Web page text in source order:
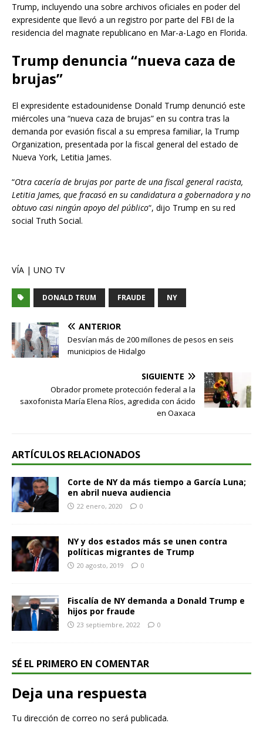
Trump, incluyendo una sobre archivos oficiales en poder del
expresidente que llevó a un registro por parte del FBI de la
residencia del magnate republicano en Mar-a-Lago en Florida.
Trump denuncia “nueva caza de
brujas”
El expresidente estadounidense Donald Trump denunció este
miércoles una “nueva caza de brujas” en su contra tras la
demanda por evasión fiscal a su empresa familiar, la Trump
Organization, presentada por la fiscal general del estado de
Nueva York, Letitia James.
“Otra cacería de brujas por parte de una fiscal general racista,
Letitia James, que fracasó en su candidatura a gobernadora y no
obtuvo casi ningún apoyo del público“, dijo Trump en su red
social Truth Social.
VÍA | UNO TV
DONALD TRUM FRAUDE NY
ANTERIOR
Desvían más de 200 millones de pesos en seis
municipios de Hidalgo
SIGUIENTE
Obrador promete protección federal a la
saxofonista María Elena Ríos, agredida con ácido
en Oaxaca
ARTÍCULOS RELACIONADOS
Corte de NY da más tiempo a García Luna;
en abril nueva audiencia
22 enero, 2020 0
NY y dos estados más se unen contra
políticas migrantes de Trump
20 agosto, 2019 0
Fiscalía de NY demanda a Donald Trump e
hijos por fraude
23 septiembre, 2022 0
SÉ EL PRIMERO EN COMENTAR
Deja una respuesta
Tu dirección de correo no será publicada.